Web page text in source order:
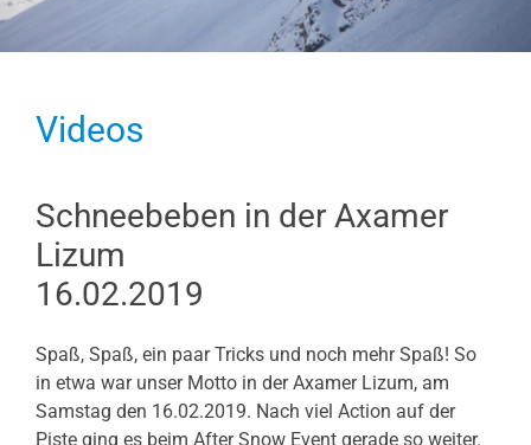
Videos
Schneebeben in der Axamer
Lizum
16.02.2019
Spaß, Spaß, ein paar Tricks und noch mehr Spaß! So
in etwa war unser Motto in der Axamer Lizum, am
Samstag den 16.02.2019. Nach viel Action auf der
Piste ging es beim After Snow Event gerade so weiter.